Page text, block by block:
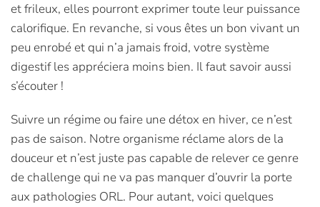
et frileux, elles pourront exprimer toute leur puissance
calorifique. En revanche, si vous êtes un bon vivant un
peu enrobé et qui n’a jamais froid, votre système
digestif les appréciera moins bien. Il faut savoir aussi
s’écouter !
Suivre un régime ou faire une détox en hiver, ce n’est
pas de saison. Notre organisme réclame alors de la
douceur et n’est juste pas capable de relever ce genre
de challenge qui ne va pas manquer d’ouvrir la porte
aux pathologies ORL. Pour autant, voici quelques